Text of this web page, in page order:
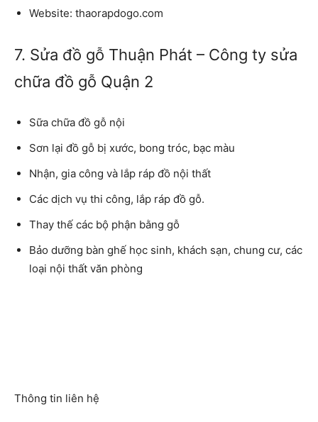
Website: thaorapdogo.com
7. Sửa đồ gỗ Thuận Phát – Công ty sửa
chữa đồ gỗ Quận 2
Sữa chữa đồ gỗ nội
Sơn lại đồ gỗ bị xước, bong tróc, bạc màu
Nhận, gia công và lắp ráp đồ nội thất
Các dịch vụ thi công, lắp ráp đồ gỗ.
Thay thế các bộ phận bằng gỗ
Bảo dưỡng bàn ghế học sinh, khách sạn, chung cư, các
loại nội thất văn phòng
Thông tin liên hệ